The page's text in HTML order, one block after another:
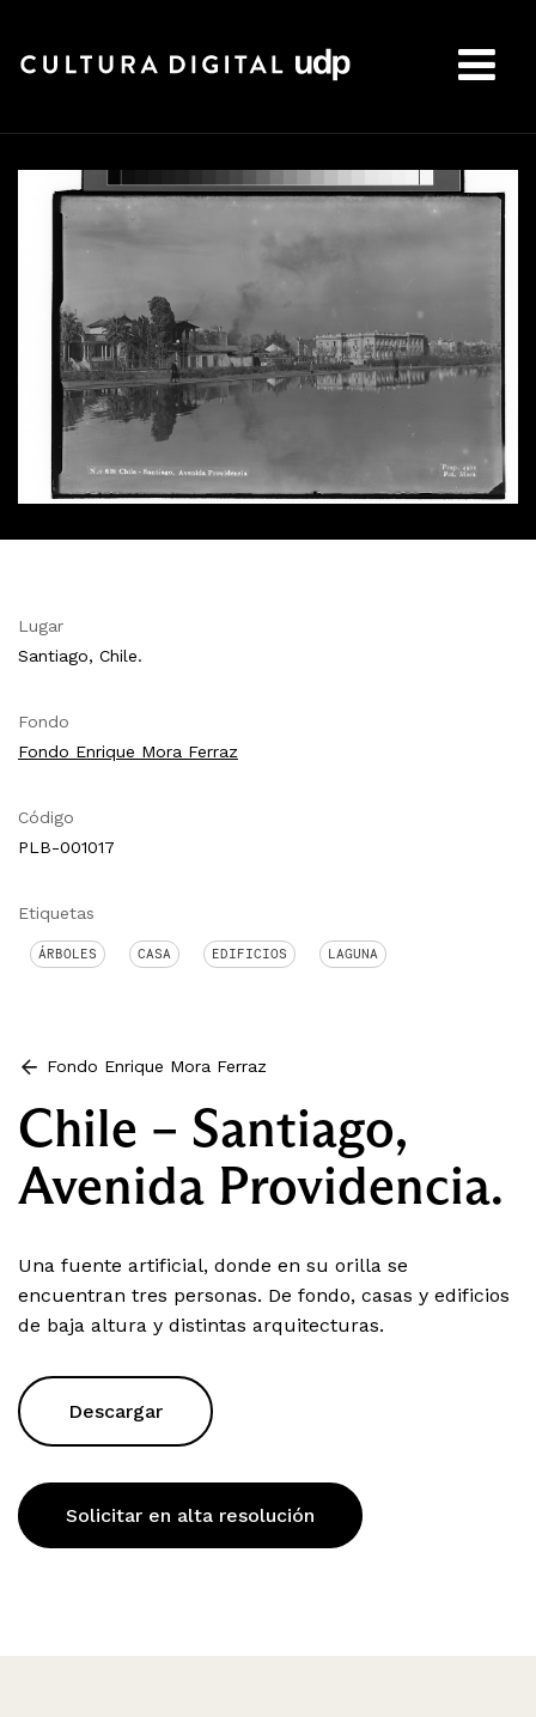
Lugar
Santiago, Chile.
Fondo
Fondo Enrique Mora Ferraz
Código
PLB-001017
Etiquetas
ÁRBOLES CASA EDIFICIOS LAGUNA
Fondo Enrique Mora Ferraz
Chile – Santiago,
Avenida Providencia.
Una fuente artificial, donde en su orilla se
encuentran tres personas. De fondo, casas y edificios
de baja altura y distintas arquitecturas.
Descargar
Solicitar en alta resolución